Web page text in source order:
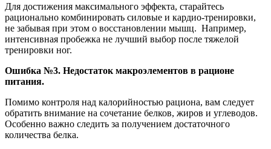
Для достижения максимального эффекта, старайтесь
рационально комбинировать силовые и кардио-тренировки,
не забывая при этом о восстановлении мышц. Например,
интенсивная пробежка не лучший выбор после тяжелой
тренировки ног.
Ошибка №3. Недостаток макроэлементов в рационе
питания.
Помимо контроля над калорийностью рациона, вам следует
обратить внимание на сочетание белков, жиров и углеводов.
Особенно важно следить за получением достаточного
количества белка.